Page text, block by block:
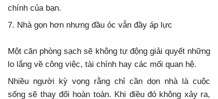
chính của bạn.
7. Nhà gọn hơn nhưng đầu óc vẫn đầy áp lực
Một căn phòng sạch sẽ không tự động giải quyết những
lo lắng về công việc, tài chính hay các mối quan hệ.
Nhiều người kỳ vọng rằng chỉ cần dọn nhà là cuộc
sống sẽ thay đổi hoàn toàn. Khi điều đó không xảy ra,